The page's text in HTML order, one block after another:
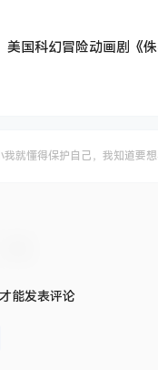
美国科幻冒险动画剧《
我就懂得保护自己，我知道要
能发表评论